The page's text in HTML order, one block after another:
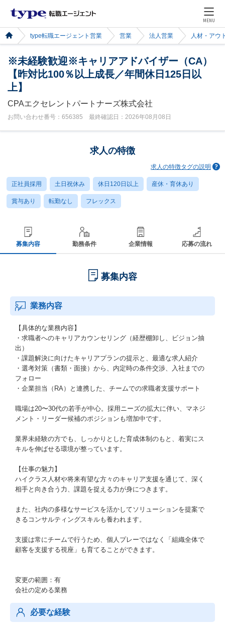
MENU
type転職エージェント営業 営業 法人営業 人材・アウ
※未経験歓迎※キャリアアドバイザー（CA）
【昨対比100％以上成長／年間休日125日以
上】
CPAエクセレントパートナーズ株式会社
お問い合わせ番号：656385 最終確認日：2026年08月08日
求人の特徴
求人の特徴タグの説明
正社員採用 土日祝休み 休日120日以上 産休・育休あり
賞与あり 転勤なし フレックス
募集内容 勤務条件 企業情報 応募の流れ
募集内容
業務内容
【具体的な業務内容】
・求職者へのキャリアカウンセリング（経歴棚卸し、ビジョン抽
出）
・課題解決に向けたキャリアプランの提示と、最適な求人紹介
・選考対策（書類・面接）から、内定時の条件交渉、入社までの
フォロー
・企業担当（RA）と連携した、チームでの求職者支援サポート
職場は20〜30代の若手が中心。採用ニーズの拡大に伴い、マネジ
メント・リーダー候補のポジションも増加中です。
業界未経験の方でも、しっかりとした育成体制のもと、着実にス
キルを伸ばせる環境が整っています。
【仕事の魅力】
ハイクラス人材や将来有望な方々のキャリア支援を通じて、深く
相手と向き合う力、課題を捉える力が身につきます。
また、社内の多様なサービスを活かしてソリューションを提案で
きるコンサルティングスキルも養われます。
支援は常にチームで行うため、個人プレーではなく「組織全体で
顧客を支援する視座」も育てることができます。
変更の範囲：有
会社の定める業務
必要な経験